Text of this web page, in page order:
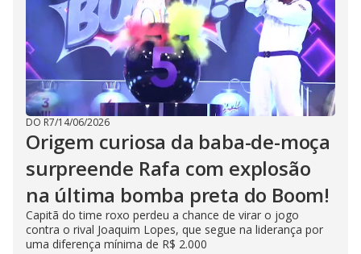
DO R7/14/06/2026
Origem curiosa da baba-de-moça
surpreende Rafa com explosão
na última bomba preta do Boom!
Capitã do time roxo perdeu a chance de virar o jogo
contra o rival Joaquim Lopes, que segue na liderança por
uma diferença mínima de R$ 2.000